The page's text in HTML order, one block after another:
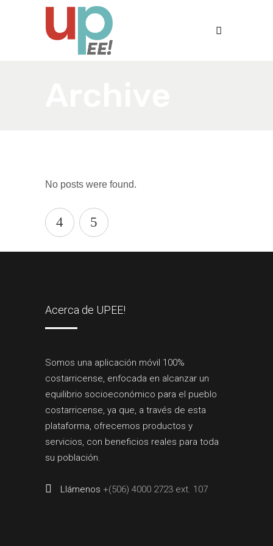
No posts were found.
Acerca de UPEE!
Somos una aplicación móvil 100%
costarricense, enfocada en alcanzar un
equilibrio socioeconómico para el pueblo
costarricense, ya que, a través de esta
plataforma, ofrecemos productos y
servicios, con beneficios reales para toda
su población.
Llámenos +(506) 4000 2723 ext. 107